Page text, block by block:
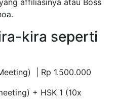
kira seperti
| Rp 1.500.000
+ HSK 1 (10x